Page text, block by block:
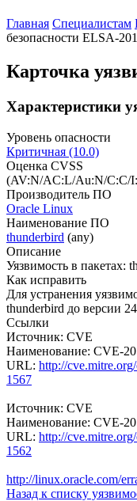
Главная Специалистам
безопасности ELSA-
Карточка
Характеристики
Уровень опасности
Критичная (10.0)
Оценка CVSS
(AV:N/AC:L/Au:N/C:C/
Производитель ПО
Oracle Linux
Наименование ПО
thunderbird (any)
Описание
Уязвимость в пакетах:
Как исправить
Для устранения
thunderbird до версии
Ссылки
Источник: CVE
Наименование: CVE-
URL: http://
1567
Источник: CVE
Наименование: CVE-
URL: http://
1562
http://linux.oracle.com/
Назад к списку